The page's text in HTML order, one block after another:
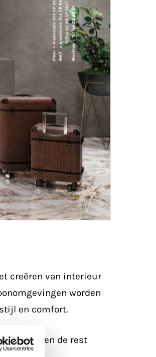
creëren van interieur
worden
en comfort.
geven en de rest